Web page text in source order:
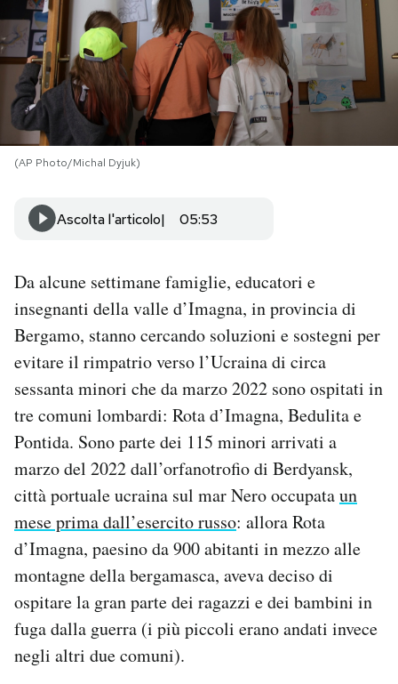
NEWSLETTER
I MIEI PREFERITI
SHOP
CALENDARIO
Area Personale
Notifiche mobile
Regala il Post
Hai bisogno di aiuto?
Esci
(AP Photo/Michal Dyjuk)
Ascolta l'articolo 05:53
Da alcune settimane famiglie, educatori e
insegnanti della valle d’Imagna, in provincia di
Bergamo, stanno cercando soluzioni e sostegni per
evitare il rimpatrio verso l’Ucraina di circa
sessanta minori che da marzo 2022 sono ospitati in
tre comuni lombardi: Rota d’Imagna, Bedulita e
Pontida. Sono parte dei 115 minori arrivati a
marzo del 2022 dall’orfanotrofio di Berdyansk,
città portuale ucraina sul mar Nero occupataun
mese prima dall’esercito russo: allora Rota
d’Imagna, paesino da 900 abitanti in mezzo alle
montagne della bergamasca, aveva deciso di
ospitare la gran parte dei ragazzi e dei bambini in
fuga dalla guerra (i più piccoli erano andati invece
negli altri due comuni).